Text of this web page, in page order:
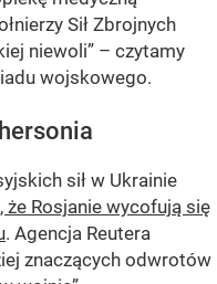
Sił Zbrojnych
niewoli” – czytamy
wojskowego.
sił w Ukrainie
że Rosjanie wycofują się
. Agencja Reutera
znaczących odwrotów